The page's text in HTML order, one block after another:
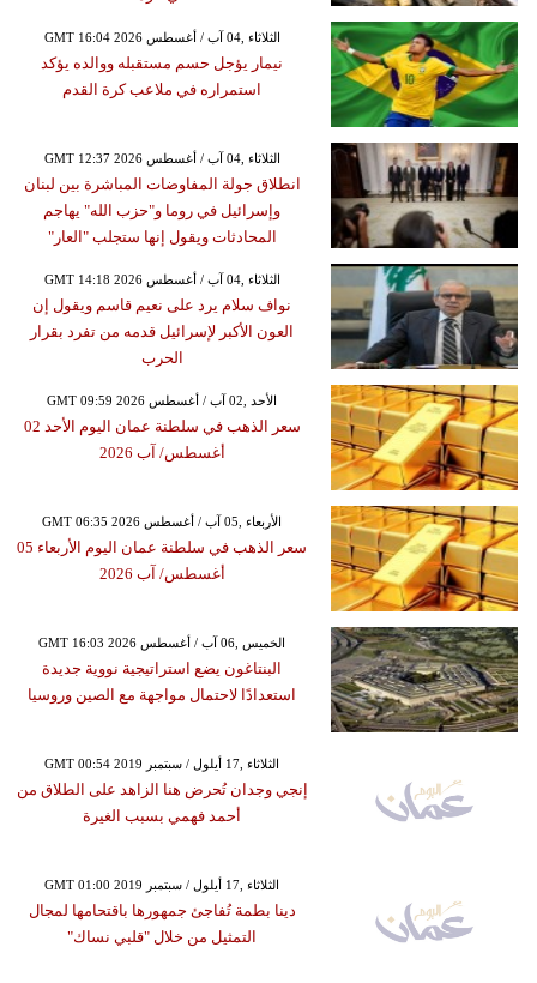
GMT 16:04 2026 الثلاثاء ,04 آب / أغسطس
نيمار يؤجل حسم مستقبله ووالده يؤكد
استمراره في ملاعب كرة القدم
GMT 12:37 2026 الثلاثاء ,04 آب / أغسطس
انطلاق جولة المفاوضات المباشرة بين لبنان
وإسرائيل في روما و"حزب الله" يهاجم
المحادثات ويقول إنها ستجلب "العار"
GMT 14:18 2026 الثلاثاء ,04 آب / أغسطس
نواف سلام يرد على نعيم قاسم ويقول إن
العون الأكبر لإسرائيل قدمه من تفرد بقرار
الحرب
GMT 09:59 2026 الأحد ,02 آب / أغسطس
سعر الذهب في سلطنة عمان اليوم الأحد 02
أغسطس/ آب 2026
GMT 06:35 2026 الأربعاء ,05 آب / أغسطس
سعر الذهب في سلطنة عمان اليوم الأربعاء 05
أغسطس/ آب 2026
GMT 16:03 2026 الخميس ,06 آب / أغسطس
البنتاغون يضع استراتيجية نووية جديدة
استعدادًا لاحتمال مواجهة مع الصين وروسيا
GMT 00:54 2019 الثلاثاء ,17 أيلول / سبتمبر
إنجي وجدان تُحرض هنا الزاهد على الطلاق من
أحمد فهمي بسبب الغيرة
GMT 01:00 2019 الثلاثاء ,17 أيلول / سبتمبر
دينا بطمة تُفاجئ جمهورها باقتحامها لمجال
التمثيل من خلال "قلبي نساك"